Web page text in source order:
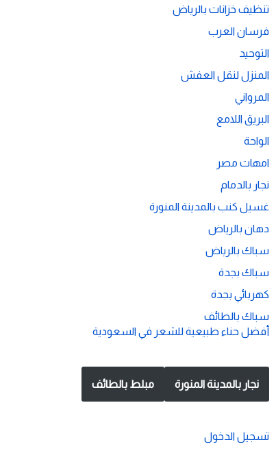
تنظيف خزانات بالرياض
فرسان العرب
التوحيد
المنزل لنقل العفش
المرواني
البريق اللامع
الواحة
امهات مصر
نجار بالدمام
غسيل كنب بالمدينة المنورة
دهان بالرياض
سباك بالرياض
سباك بجدة
كهربائي بجدة
سباك بالطائف
أفضل حناء طبيعية للشعر في السعودية
نجار بالمدينة المنورة مبلط بالطائف
تسجيل الدخول